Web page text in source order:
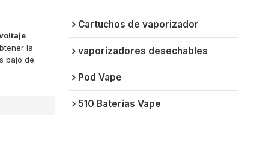
la
bajo de
Cartuchos de vaporizador
vaporizadores desechables
Pod Vape
510 Baterías Vape